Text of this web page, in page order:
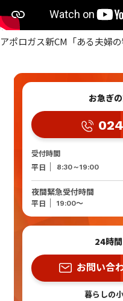
アポロガス新CM「ある夫婦の
お急ぎ
受付時間
平日
8:30～19:00
夜間緊急受付時間
平日 19:00～
24時
お問い合
暮らしの